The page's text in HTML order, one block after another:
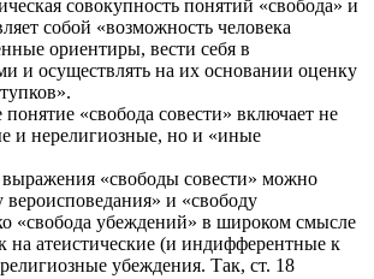
совокупность понятий «свобода» и
собой «возможность человека
ориентиры, вести себя в
и осуществлять на их основании оценку
«свобода совести» включает не
и нерелигиозные, но и «иные
выражения «свободы совести» можно
вероисповедания» и «свободу
«свобода убеждений» в широком смысле
на атеистические (и индифферентные к
убеждения. Так, ст. 18